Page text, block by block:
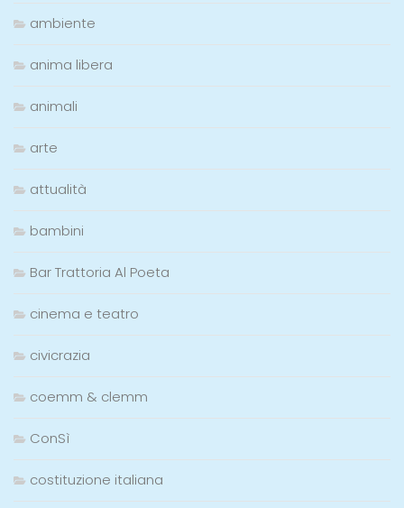
ambiente
anima libera
animali
arte
attualità
bambini
Bar Trattoria Al Poeta
cinema e teatro
civicrazia
coemm & clemm
ConSì
costituzione italiana